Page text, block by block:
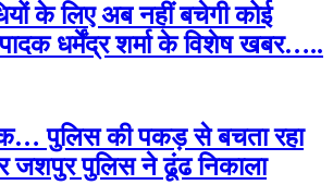
के लिए अब नहीं बचेगी कोई
धर्मेंद्र शर्मा के विशेष खबर…..
पुलिस की पकड़ से बचता रहा
जशपुर पुलिस ने ढूंढ निकाला